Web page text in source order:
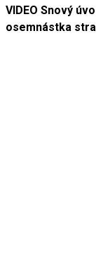
VIDEO Snový
osemnástka